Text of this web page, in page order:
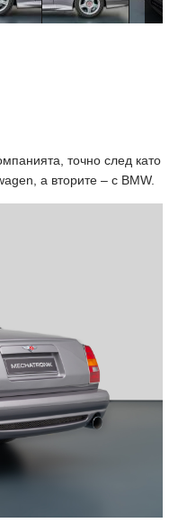
точно след като
a вторите – с BMW.